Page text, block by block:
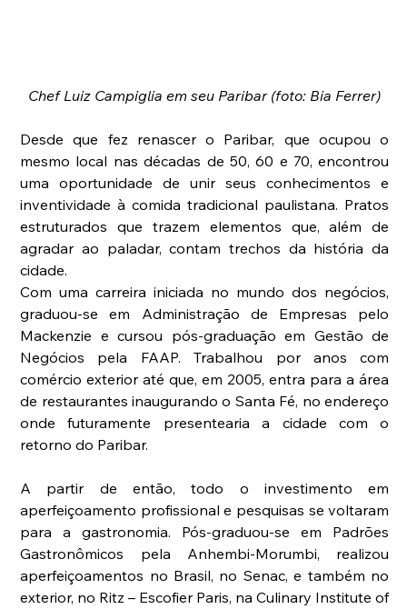
Chef Luiz Campiglia em seu Paribar (foto: Bia Ferrer)
Desde que fez renascer o Paribar, que ocupou o
mesmo local nas décadas de 50, 60 e 70, encontrou
uma oportunidade de unir seus conhecimentos e
inventividade à comida tradicional paulistana. Pratos
estruturados que trazem elementos que, além de
agradar ao paladar, contam trechos da história da
cidade.
Com uma carreira iniciada no mundo dos negócios,
graduou-se em Administração de Empresas pelo
Mackenzie e cursou pós-graduação em Gestão de
Negócios pela FAAP. Trabalhou por anos com
comércio exterior até que, em 2005, entra para a área
de restaurantes inaugurando o Santa Fé, no endereço
onde futuramente presentearia a cidade com o
retorno do Paribar.
A partir de então, todo o investimento em
aperfeiçoamento profissional e pesquisas se voltaram
para a gastronomia. Pós-graduou-se em Padrões
Gastronômicos pela Anhembi-Morumbi, realizou
aperfeiçoamentos no Brasil, no Senac, e também no
exterior, no Ritz – Escofier Paris, na Culinary Institute of